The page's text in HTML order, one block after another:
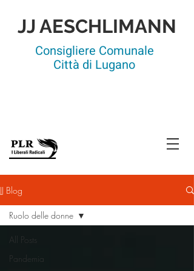
JJ AESCHLIMANN
Consigliere Comunale
Città di Lugano
JJ Blog
All Posts
Pandemia
Ruolo delle donne